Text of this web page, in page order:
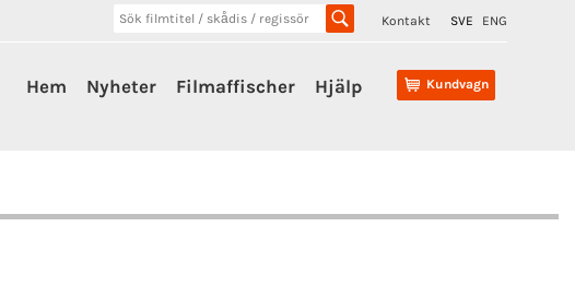
Kontakt SVE ENG
Kundvagn
Hem Nyheter Filmaffischer Hjälp